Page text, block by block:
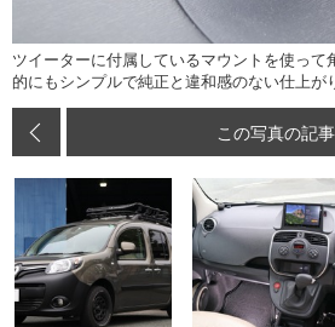
ツイーターに付属しているマウントを使って
的にもシンプルで純正と違和感のない仕上が
この写真の記事